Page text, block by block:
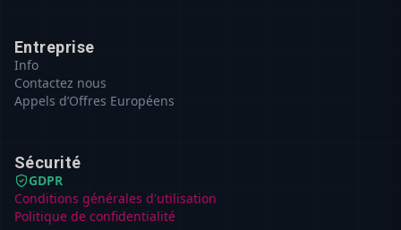
Entreprise
Info
Contactez nous
Appels d’Offres Européens
Sécurité
GDPR
Conditions générales d'utilisation
Politique de confidentialité